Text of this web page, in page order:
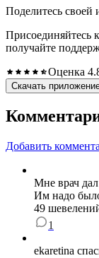
Поделитесь своей
Присоединяйтесь
получайте
Оценка
Скачать
Добавить
Мне врач
Им надо
49
1
ekaretina